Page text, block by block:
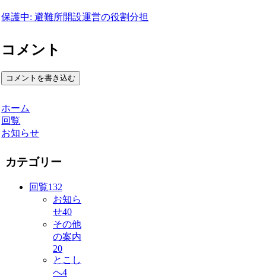
保護中: 避難所開設運営の役割分担
コメント
コメントを書き込む
ホーム
回覧
お知らせ
カテゴリー
回覧132
お知ら
せ40
その他
の案内
20
とこし
へ4